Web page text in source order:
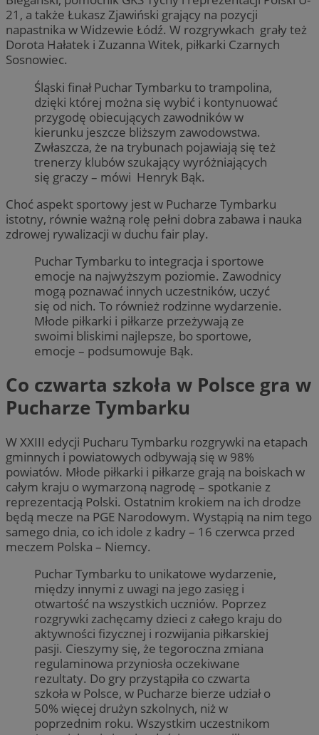
21, a także Łukasz Zjawiński grający na pozycji
napastnika w Widzewie Łódź. W rozgrywkach grały też
Dorota Hałatek i Zuzanna Witek, piłkarki Czarnych
Sosnowiec.
Śląski finał Puchar Tymbarku to trampolina,
dzięki której można się wybić i kontynuować
przygodę obiecujących zawodników w
kierunku jeszcze bliższym zawodowstwa.
Zwłaszcza, że na trybunach pojawiają się też
trenerzy klubów szukający wyróżniających
się graczy – mówi Henryk Bąk.
Choć aspekt sportowy jest w Pucharze Tymbarku
istotny, równie ważną rolę pełni dobra zabawa i nauka
zdrowej rywalizacji w duchu fair play.
Puchar Tymbarku to integracja i sportowe
emocje na najwyższym poziomie. Zawodnicy
mogą poznawać innych uczestników, uczyć
się od nich. To również rodzinne wydarzenie.
Młode piłkarki i piłkarze przeżywają ze
swoimi bliskimi najlepsze, bo sportowe,
emocje – podsumowuje Bąk.
Co czwarta szkoła w Polsce gra w
Pucharze Tymbarku
W XXIII edycji Pucharu Tymbarku rozgrywki na etapach
gminnych i powiatowych odbywają się w 98%
powiatów. Młode piłkarki i piłkarze grają na boiskach w
całym kraju o wymarzoną nagrodę – spotkanie z
reprezentacją Polski. Ostatnim krokiem na ich drodze
będą mecze na PGE Narodowym. Wystąpią na nim tego
samego dnia, co ich idole z kadry – 16 czerwca przed
meczem Polska – Niemcy.
Puchar Tymbarku to unikatowe wydarzenie,
między innymi z uwagi na jego zasięg i
otwartość na wszystkich uczniów. Poprzez
rozgrywki zachęcamy dzieci z całego kraju do
aktywności fizycznej i rozwijania piłkarskiej
pasji. Cieszymy się, że tegoroczna zmiana
regulaminowa przyniosła oczekiwane
rezultaty. Do gry przystąpiła co czwarta
szkoła w Polsce, w Pucharze bierze udział o
50% więcej drużyn szkolnych, niż w
poprzednim roku. Wszystkim uczestnikom